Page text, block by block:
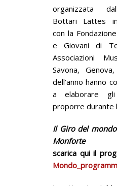
organizzata
Bottari Lattes
con la
e Giovani di
Associazioni
Savona,
dell’anno hanno
a elaborare
proporre durante
Il Giro del
Monforte
scarica qui il